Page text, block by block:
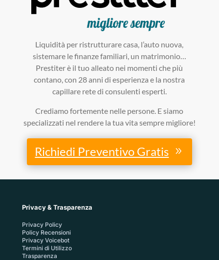
Liquidità per ristrutturare casa, l’auto nuova,
sistemare le finanze familiari, un matrimonio…
Prestiter è il tuo alleato nei momenti che più
contano, con 28 anni di esperienza e la nostra
capillare rete di consulenti esperti.
Crediamo fortemente nelle persone. E siamo
specializzati nel rendere la tua vita sempre migliore!
Richiedi Preventivo Gratis
Privacy & Trasparenza
Privacy Policy
Policy Recensioni
Privacy Voicebot
Termini di Utilizzo
Trasparenza